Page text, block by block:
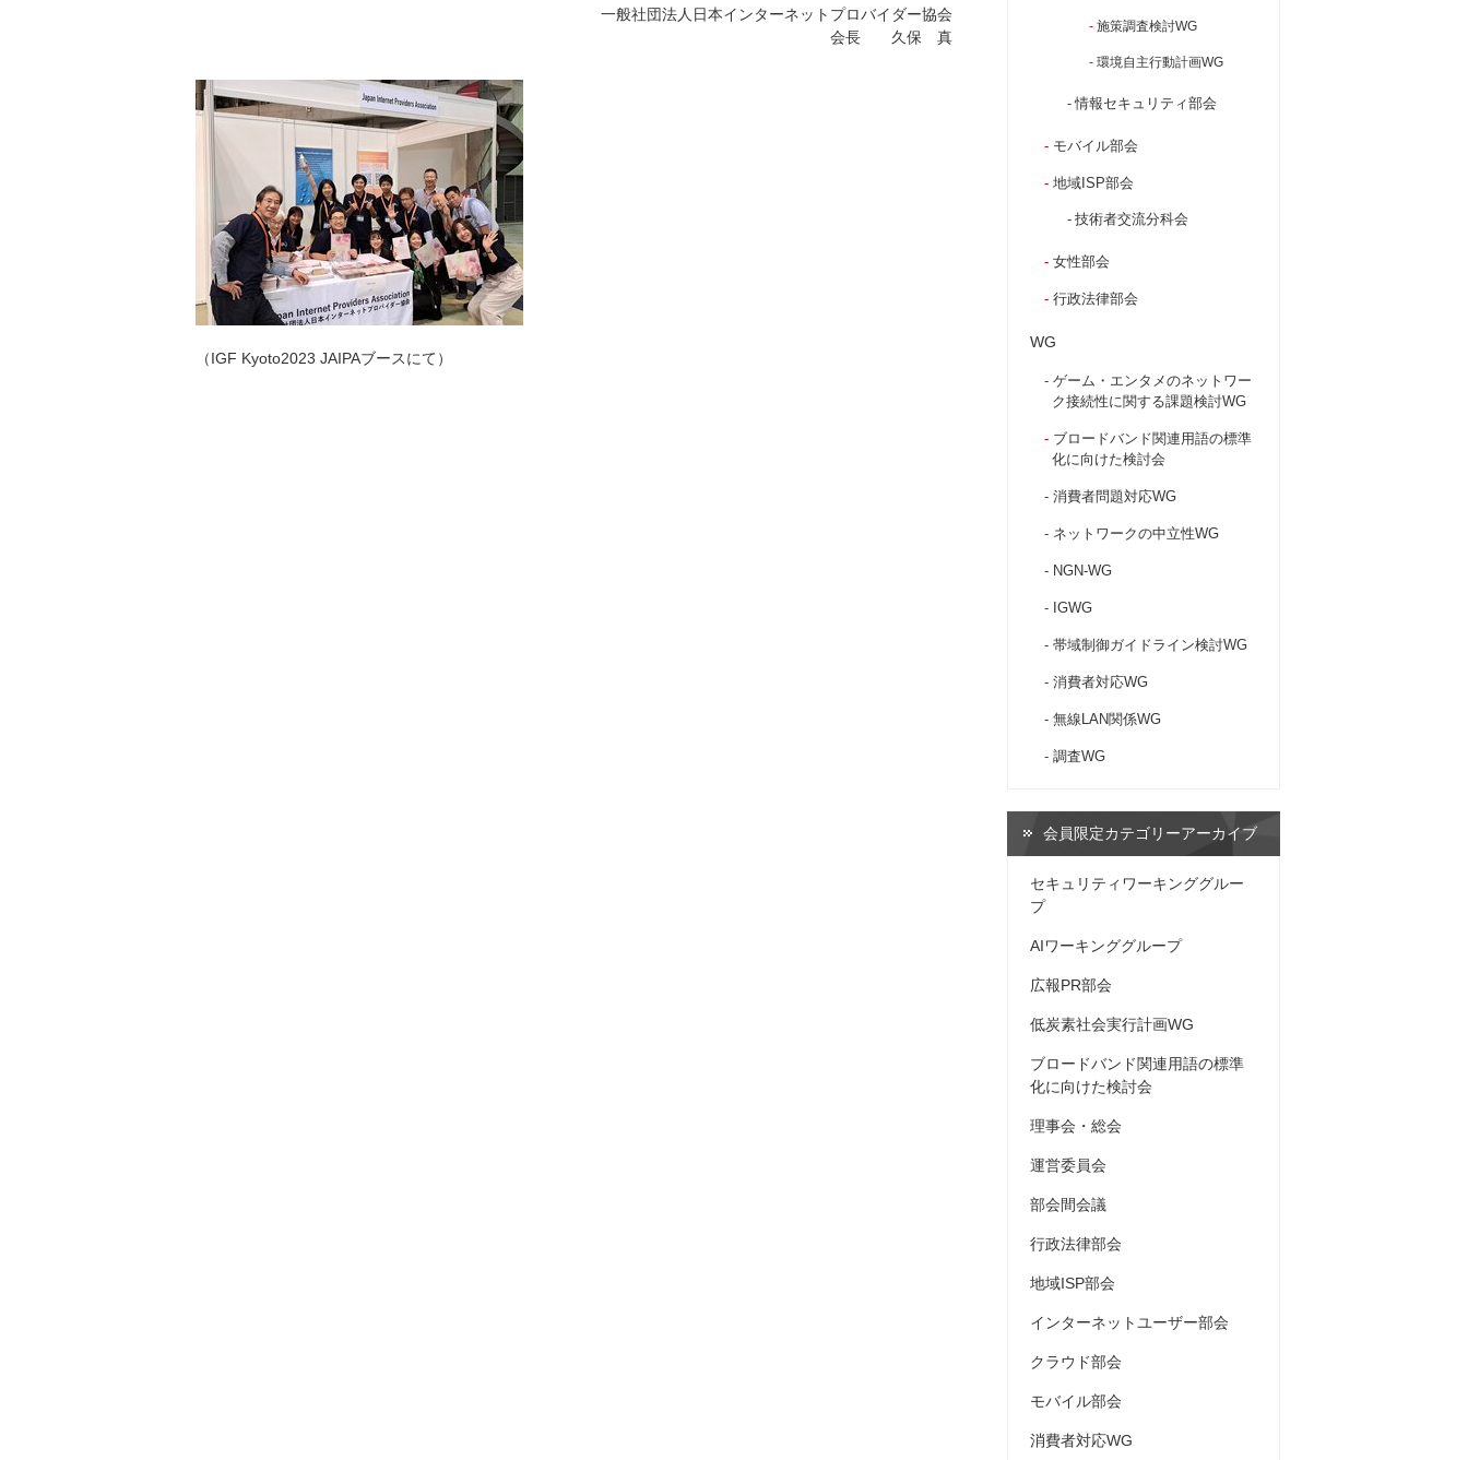
一般社団法人日本インターネットプロバイダー協会
会長 久保 真
（IGF Kyoto2023 JAIPAブースにて）
施策調査検討WG
環境自主行動計画WG
情報セキュリティ部会
モバイル部会
地域ISP部会
技術者交流分科会
女性部会
行政法律部会
WG
ゲーム・エンタメのネットワー
ク接続性に関する課題検討WG
ブロードバンド関連用語の標準
化に向けた検討会
消費者問題対応WG
ネットワークの中立性WG
NGN-WG
IGWG
帯域制御ガイドライン検討WG
消費者対応WG
無線LAN関係WG
調査WG
会員限定カテゴリーアーカイブ
セキュリティワーキンググルー
プ
AIワーキンググループ
広報PR部会
低炭素社会実行計画WG
ブロードバンド関連用語の標準
化に向けた検討会
理事会・総会
運営委員会
部会間会議
行政法律部会
地域ISP部会
インターネットユーザー部会
クラウド部会
モバイル部会
消費者対応WG